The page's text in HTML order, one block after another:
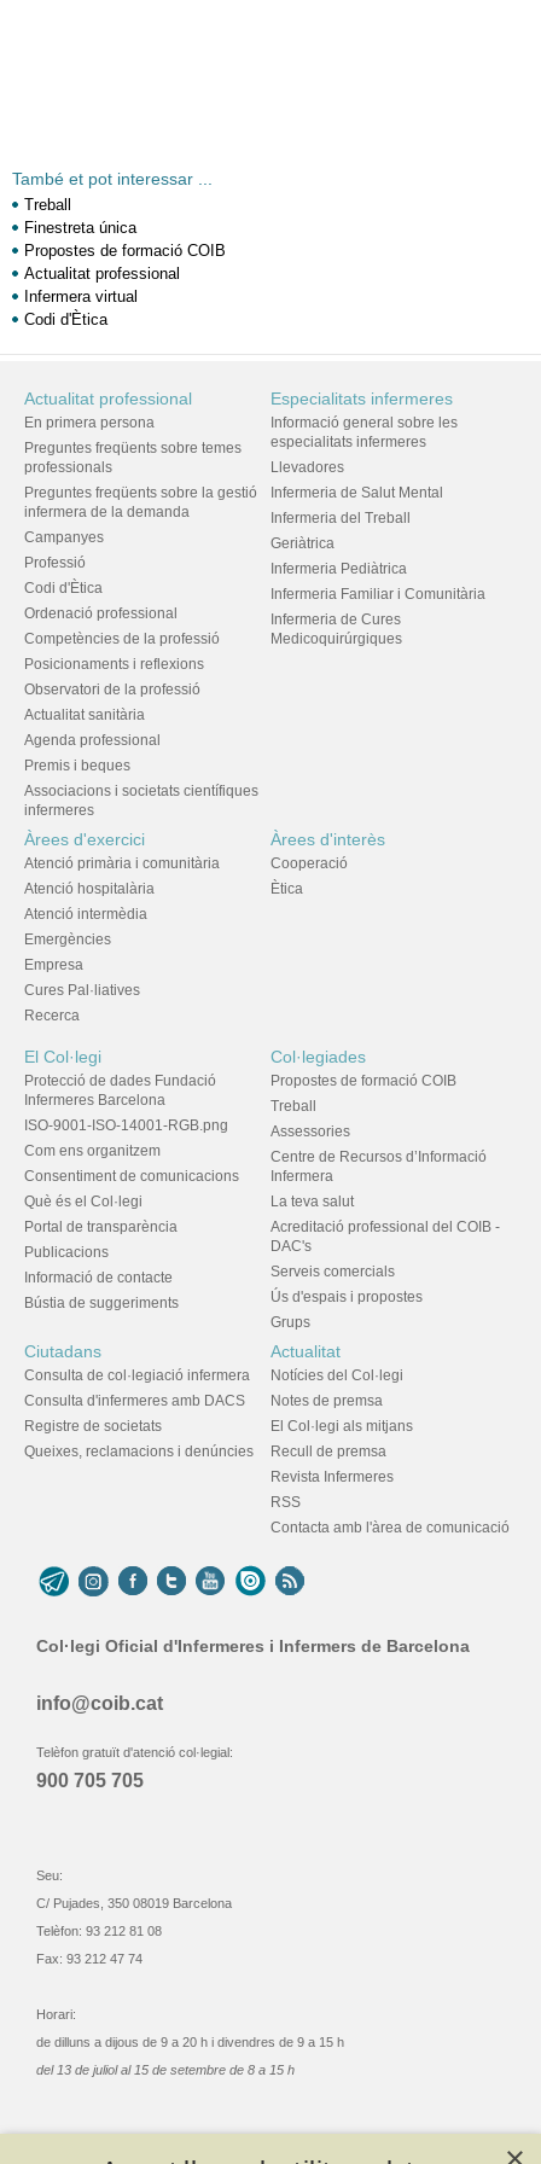
També et pot interessar ...
Treball
Finestreta única
Propostes de formació COIB
Actualitat professional
Infermera virtual
Codi d'Ètica
Actualitat professional
En primera persona
Preguntes freqüents sobre temes
professionals
Preguntes freqüents sobre la gestió
infermera de la demanda
Campanyes
Professió
Codi d'Ètica
Ordenació professional
Competències de la professió
Posicionaments i reflexions
Observatori de la professió
Actualitat sanitària
Agenda professional
Premis i beques
Associacions i societats científiques
infermeres
Especialitats infermeres
Informació general sobre les
especialitats infermeres
Llevadores
Infermeria de Salut Mental
Infermeria del Treball
Geriàtrica
Infermeria Pediàtrica
Infermeria Familiar i Comunitària
Infermeria de Cures
Medicoquirúrgiques
Àrees d'exercici
Atenció primària i comunitària
Atenció hospitalària
Atenció intermèdia
Emergències
Empresa
Cures Pal·liatives
Recerca
Àrees d'interès
Cooperació
Ètica
El Col·legi
Protecció de dades Fundació
Infermeres Barcelona
ISO-9001-ISO-14001-RGB.png
Com ens organitzem
Consentiment de comunicacions
Què és el Col·legi
Portal de transparència
Publicacions
Informació de contacte
Bústia de suggeriments
Col·legiades
Propostes de formació COIB
Treball
Assessories
Centre de Recursos d’Informació
Infermera
La teva salut
Acreditació professional del COIB -
DAC's
Serveis comercials
Ús d'espais i propostes
Grups
Ciutadans
Consulta de col·legiació infermera
Consulta d'infermeres amb DACS
Registre de societats
Queixes, reclamacions i denúncies
Actualitat
Notícies del Col·legi
Notes de premsa
El Col·legi als mitjans
Recull de premsa
Revista Infermeres
RSS
Contacta amb l'àrea de comunicació
Col·legi Oficial d'Infermeres i Infermers de Barcelona
info@coib.cat
Telèfon gratuït d'atenció col·legial:
900 705 705
Seu:
C/ Pujades, 350 08019 Barcelona
Telèfon: 93 212 81 08
Fax: 93 212 47 74
Horari:
de dilluns a dijous de 9 a 20 h i divendres de 9 a 15 h
del 13 de juliol al 15 de setembre de 8 a 15 h